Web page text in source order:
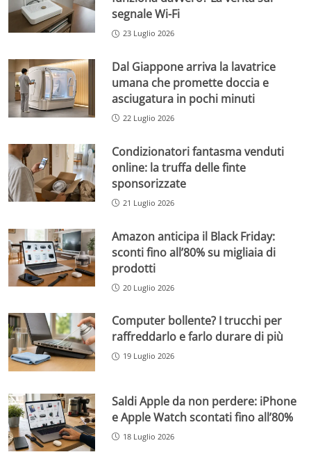
segnale Wi-Fi
23 Luglio 2026
Dal Giappone arriva la lavatrice
umana che promette doccia e
asciugatura in pochi minuti
22 Luglio 2026
Condizionatori fantasma venduti
online: la truffa delle finte
sponsorizzate
21 Luglio 2026
Amazon anticipa il Black Friday:
sconti fino all’80% su migliaia di
prodotti
20 Luglio 2026
Computer bollente? I trucchi per
raffreddarlo e farlo durare di più
19 Luglio 2026
Saldi Apple da non perdere: iPhone
e Apple Watch scontati fino all’80%
18 Luglio 2026